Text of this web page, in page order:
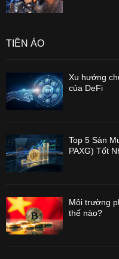
TIỀN ẢO
Xu hướng
của DeFi
Top 5 Sàn
PAXG) Tốt
Môi trường
thế nào?